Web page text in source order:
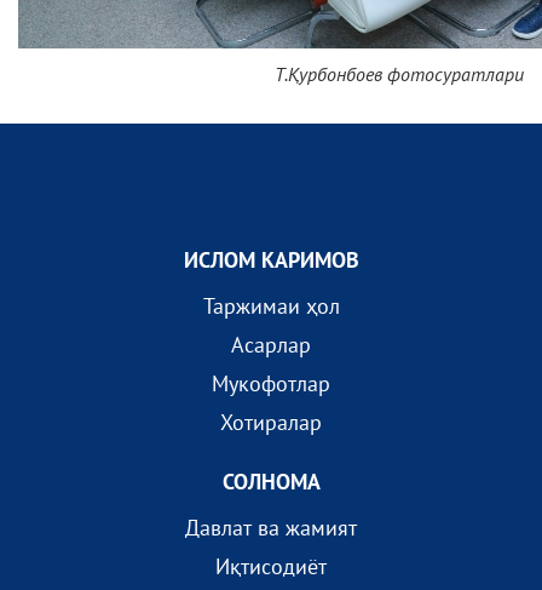
Т.Қурбонбоев фотосуратлари
ИСЛОМ КАРИМОВ
Таржимаи ҳол
Асарлар
Мукофотлар
Хотиралар
СОЛНОМА
Давлат ва жамият
Иқтисодиёт